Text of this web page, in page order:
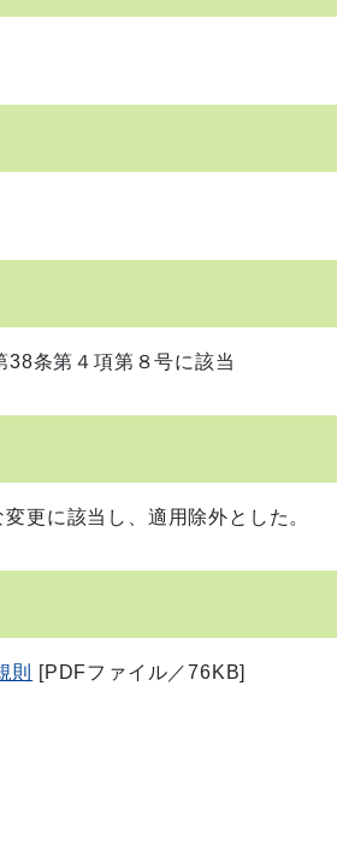
条第４項第８号に該当
更に該当し、適用除外とした。
則 [PDFファイル／76KB]